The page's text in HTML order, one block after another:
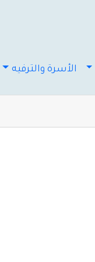
الأسرة والترفيه